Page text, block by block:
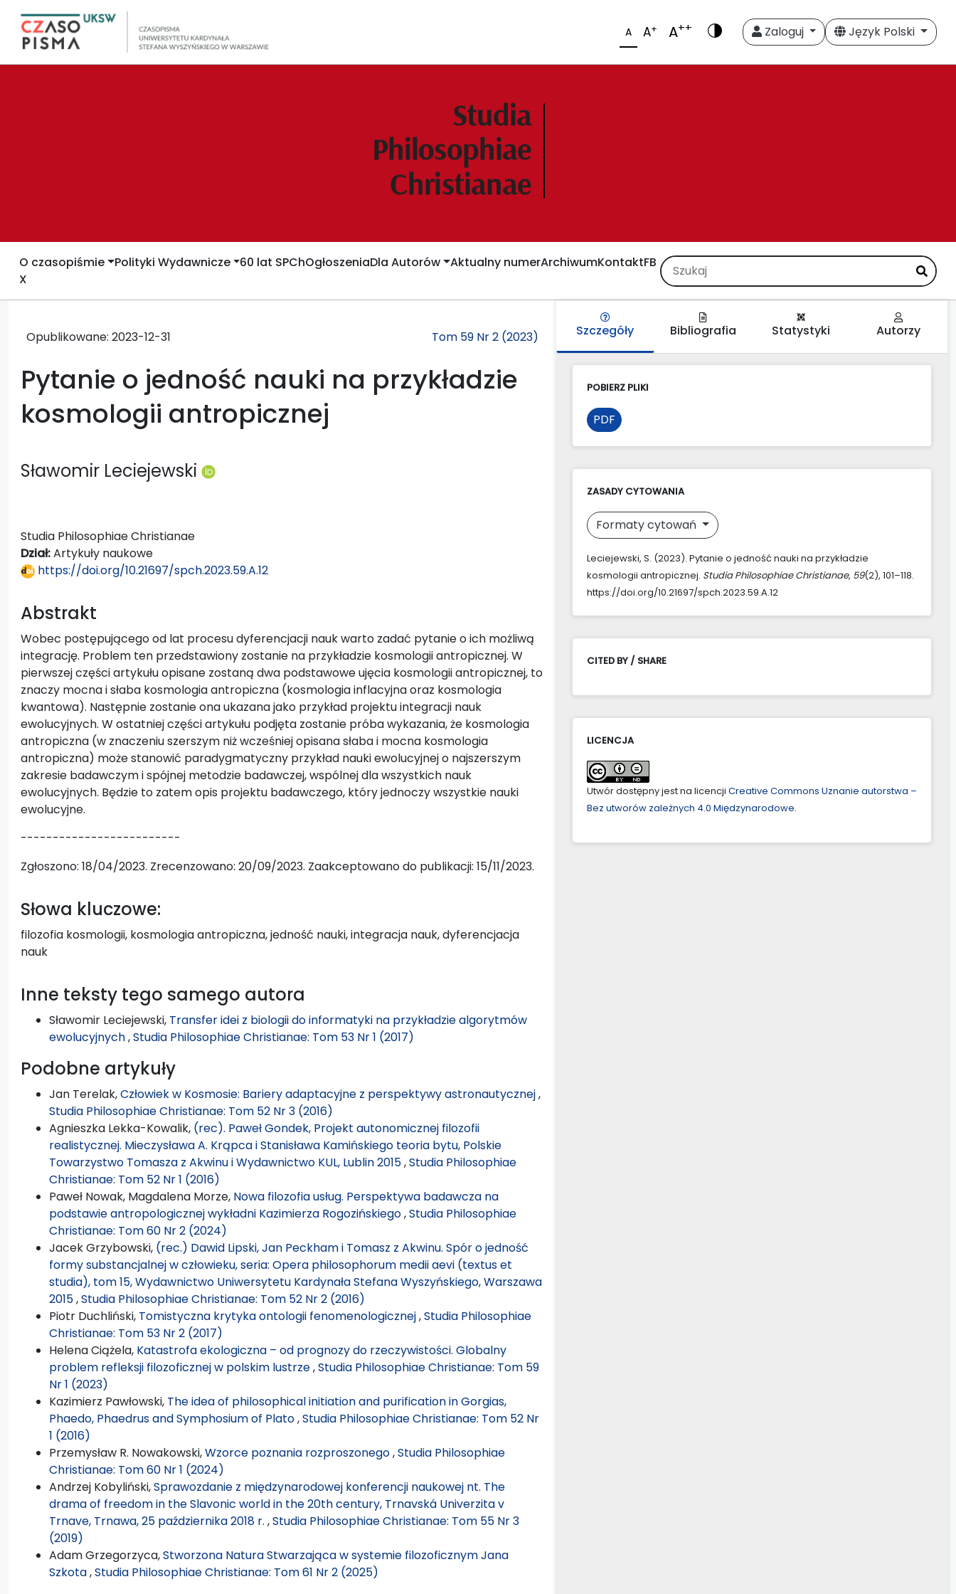
A A+ A++ Zaloguj Język Polski
O czasopiśmie Polityki Wydawnicze 60 lat SPChOgłoszeniaDla Autorów Aktualny numerArchiwumKontaktFB
X
Opublikowane: 2023-12-31 Tom 59 Nr 2 (2023)
Pytanie o jedność nauki na przykładzie
kosmologii antropicznej
Sławomir Leciejewski
Studia Philosophiae Christianae
Dział:Artykuły naukowe
https://doi.org/10.21697/spch.2023.59.A.12
Abstrakt
Wobec postępującego od lat procesu dyferencjacji nauk warto zadać pytanie o ich możliwą
integrację. Problem ten przedstawiony zostanie na przykładzie kosmologii antropicznej. W
pierwszej części artykułu opisane zostaną dwa podstawowe ujęcia kosmologii antropicznej, to
znaczy mocna i słaba kosmologia antropiczna (kosmologia inflacyjna oraz kosmologia
kwantowa). Następnie zostanie ona ukazana jako przykład projektu integracji nauk
ewolucyjnych. W ostatniej części artykułu podjęta zostanie próba wykazania, że kosmologia
antropiczna (w znaczeniu szerszym niż wcześniej opisana słaba i mocna kosmologia
antropiczna) może stanowić paradygmatyczny przykład nauki ewolucyjnej o najszerszym
zakresie badawczym i spójnej metodzie badawczej, wspólnej dla wszystkich nauk
ewolucyjnych. Będzie to zatem opis projektu badawczego, który jednoczy wszystkie nauki
ewolucyjne.
-------------------------
Zgłoszono: 18/04/2023. Zrecenzowano: 20/09/2023. Zaakceptowano do publikacji: 15/11/2023.
Słowa kluczowe:
filozofia kosmologii, kosmologia antropiczna, jedność nauki, integracja nauk, dyferencjacja
nauk
Inne teksty tego samego autora
Sławomir Leciejewski, Transfer idei z biologii do informatyki na przykładzie algorytmów
ewolucyjnych,Studia Philosophiae Christianae: Tom 53 Nr 1 (2017)
Podobne artykuły
Jan Terelak,Człowiek w Kosmosie: Bariery adaptacyjne z perspektywy astronautycznej,
Studia Philosophiae Christianae: Tom 52 Nr 3 (2016)
Agnieszka Lekka-Kowalik, (rec). Paweł Gondek, Projekt autonomicznej filozofii
realistycznej. Mieczysława A. Krąpca i Stanisława Kamińskiego teoria bytu, Polskie
Towarzystwo Tomasza z Akwinu i Wydawnictwo KUL, Lublin 2015,Studia Philosophiae
Christianae: Tom 52 Nr 1 (2016)
Paweł Nowak, Magdalena Morze, Nowa filozofia usług. Perspektywa badawcza na
podstawie antropologicznej wykładni Kazimierza Rogozińskiego,Studia Philosophiae
Christianae: Tom 60 Nr 2 (2024)
Jacek Grzybowski, (rec.) Dawid Lipski, Jan Peckham i Tomasz z Akwinu. Spór o jedność
formy substancjalnej w człowieku, seria: Opera philosophorum medii aevi (textus et
studia), tom 15, Wydawnictwo Uniwersytetu Kardynała Stefana Wyszyńskiego, Warszawa
2015,Studia Philosophiae Christianae: Tom 52 Nr 2 (2016)
Piotr Duchliński, Tomistyczna krytyka ontologii fenomenologicznej,Studia Philosophiae
Christianae: Tom 53 Nr 2 (2017)
Helena Ciążela, Katastrofa ekologiczna – od prognozy do rzeczywistości. Globalny
problem refleksji filozoficznej w polskim lustrze,Studia Philosophiae Christianae: Tom 59
Nr 1 (2023)
Kazimierz Pawłowski, The idea of philosophical initiation and purification in Gorgias,
Phaedo, Phaedrus and Symphosium of Plato,Studia Philosophiae Christianae: Tom 52 Nr
1 (2016)
Przemysław R. Nowakowski,Wzorce poznania rozproszonego,Studia Philosophiae
Christianae: Tom 60 Nr 1 (2024)
Andrzej Kobyliński,Sprawozdanie z międzynarodowej konferencji naukowej nt. The
drama of freedom in the Slavonic world in the 20th century, Trnavská Univerzita v
Trnave, Trnawa, 25 października 2018 r. ,Studia Philosophiae Christianae: Tom 55 Nr 3
(2019)
Adam Grzegorzyca,Stworzona Natura Stwarzająca w systemie filozoficznym Jana
Szkota,Studia Philosophiae Christianae: Tom 61 Nr 2 (2025)
Szczegóły Bibliografia Statystyki Autorzy
POBIERZ PLIKI
PDF
ZASADY CYTOWANIA
Formaty cytowań
Leciejewski, S. (2023). Pytanie o jedność nauki na przykładzie
kosmologii antropicznej. Studia Philosophiae Christianae, 59(2), 101–118.
https://doi.org/10.21697/spch.2023.59.A.12
CITED BY / SHARE
LICENCJA
Utwór dostępny jest na licencji Creative Commons Uznanie autorstwa –
Bez utworów zależnych 4.0 Międzynarodowe.